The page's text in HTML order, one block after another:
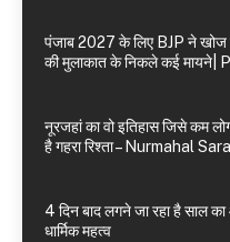
पंजाब 2027 के लिए BJP ने खोज
की मुलाकात के निकले कई
नूरजहां का वो इतिहास जिसे कम
है गहरा रिश्ता – Nurmahal
4 दिन बाद लगने जा रहा है साल
धार्मिक महत्व